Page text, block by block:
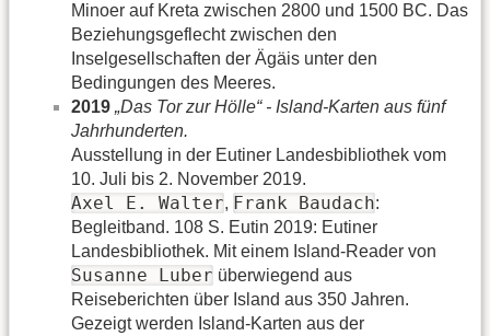
Minoer auf Kreta zwischen 2800 und 1500 BC. Das
Beziehungsgeflecht zwischen den
Inselgesellschaften der Ägäis unter den
Bedingungen des Meeres.
2019 „Das Tor zur Hölle“ - Island-Karten aus fünf
Jahrhunderten.
Ausstellung in der Eutiner Landesbibliothek vom
10. Juli bis 2. November 2019.
Axel E. Walter, Frank Baudach:
Begleitband. 108 S. Eutin 2019: Eutiner
Landesbibliothek. Mit einem Island-Reader von
Susanne Luber überwiegend aus
Reiseberichten über Island aus 350 Jahren.
Gezeigt werden Island-Karten aus der